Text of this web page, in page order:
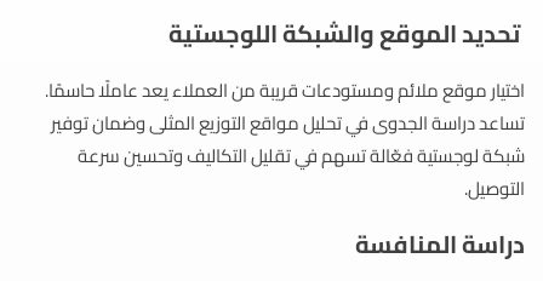
تحديد الموقع والشبكة اللوجستية
اختيار موقع ملائم ومستودعات قريبة من العملاء يعد عاملًا حاسمًا.
تساعد دراسة الجدوى في تحليل مواقع التوزيع المثلى وضمان توفير
شبكة لوجستية فعّالة تسهم في تقليل التكاليف وتحسين سرعة
التوصيل.
دراسة المنافسة